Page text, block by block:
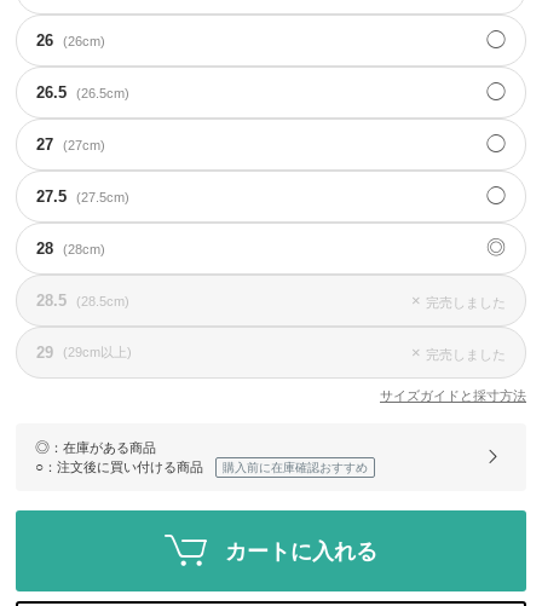
26 (26cm) ◯
26.5 (26.5cm) ◯
27 (27cm) ◯
27.5 (27.5cm) ◯
28 (28cm) ◎
28.5 (28.5cm) × 完売しました
29 (29cm以上) × 完売しました
サイズガイドと採寸方法
◎ ：在庫がある商品
○ ：注文後に買い付ける商品 購入前に在庫確認おすすめ
カートに入れる